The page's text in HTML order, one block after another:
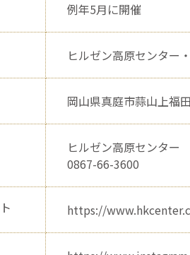
例年5月に開催
ヒルゼン高原センター
岡山県真庭市蒜山上福
ヒルゼン高原センター
0867-66-3600
https://